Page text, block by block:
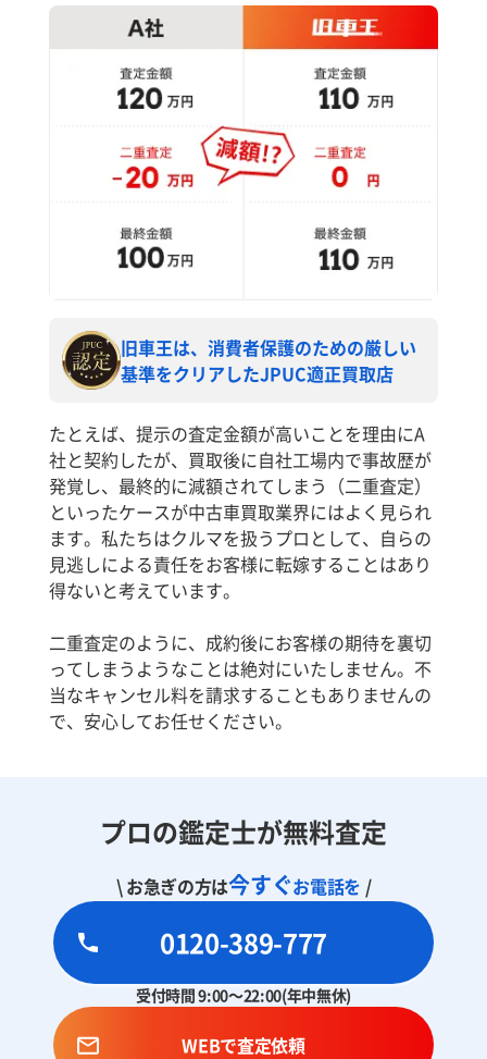
旧車王は、消費者保護のための厳しい
基準をクリアしたJPUC適正買取店
たとえば、提示の査定金額が高いことを理由にA
社と契約したが、買取後に自社工場内で事故歴が
発覚し、最終的に減額されてしまう（二重査定）
といったケースが中古車買取業界にはよく見られ
ます。私たちはクルマを扱うプロとして、自らの
見逃しによる責任をお客様に転嫁することはあり
得ないと考えています。
二重査定のように、成約後にお客様の期待を裏切
ってしまうようなことは絶対にいたしません。不
当なキャンセル料を請求することもありませんの
で、安心してお任せください。
プロの鑑定士が無料査定
\ お急ぎの方は今すぐお電話を /
0120-389-777
受付時間 9:00～22:00(年中無休)
WEBで査定依頼